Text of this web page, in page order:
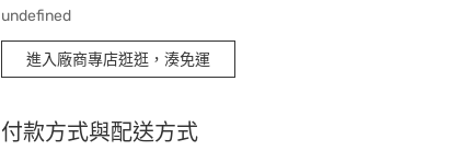
undefined
進入廠商專店逛逛，湊免運
付款方式與配送方式